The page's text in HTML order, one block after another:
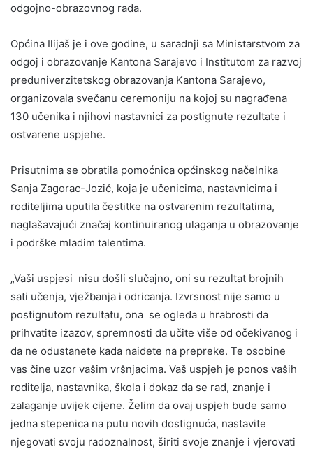
odgojno-obrazovnog rada.
Općina Ilijaš je i ove godine, u saradnji sa Ministarstvom za
odgoj i obrazovanje Kantona Sarajevo i Institutom za razvoj
preduniverzitetskog obrazovanja Kantona Sarajevo,
organizovala svečanu ceremoniju na kojoj su nagrađena
130 učenika i njihovi nastavnici za postignute rezultate i
ostvarene uspjehe.
Prisutnima se obratila pomoćnica općinskog načelnika
Sanja Zagorac-Jozić, koja je učenicima, nastavnicima i
roditeljima uputila čestitke na ostvarenim rezultatima,
naglašavajući značaj kontinuiranog ulaganja u obrazovanje
i podrške mladim talentima.
„Vaši uspjesi nisu došli slučajno, oni su rezultat brojnih
sati učenja, vježbanja i odricanja. Izvrsnost nije samo u
postignutom rezultatu, ona se ogleda u hrabrosti da
prihvatite izazov, spremnosti da učite više od očekivanog i
da ne odustanete kada naiđete na prepreke. Te osobine
vas čine uzor vašim vršnjacima. Vaš uspjeh je ponos vaših
roditelja, nastavnika, škola i dokaz da se rad, znanje i
zalaganje uvijek cijene. Želim da ovaj uspjeh bude samo
jedna stepenica na putu novih dostignuća, nastavite
njegovati svoju radoznalnost, širiti svoje znanje i vjerovati